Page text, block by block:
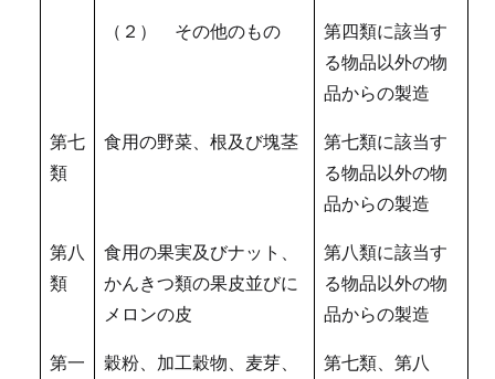
（２） その他のもの
第四類に該当す
る物品以外の物
品からの製造
第七
類
食用の野菜、根及び塊茎
第七類に該当す
る物品以外の物
品からの製造
第八
類
食用の果実及びナット、
かんきつ類の果皮並びに
メロンの皮
第八類に該当す
る物品以外の物
品からの製造
第一
穀粉、加工穀物、麦芽、
第七類、第八